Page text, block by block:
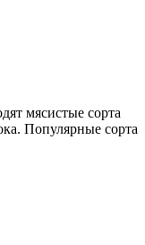
мясистые сорта
Популярные сорта